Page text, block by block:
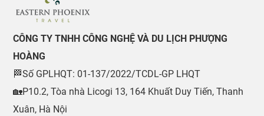
CÔNG TY TNHH CÔNG NGHỆ VÀ DU LỊCH PHƯỢNG
HOÀNG
🏁Số GPLHQT: 01-137/2022/TCDL-GP LHQT
🏡P10.2, Tòa nhà Licogi 13, 164 Khuất Duy Tiến, Thanh
Xuân, Hà Nội